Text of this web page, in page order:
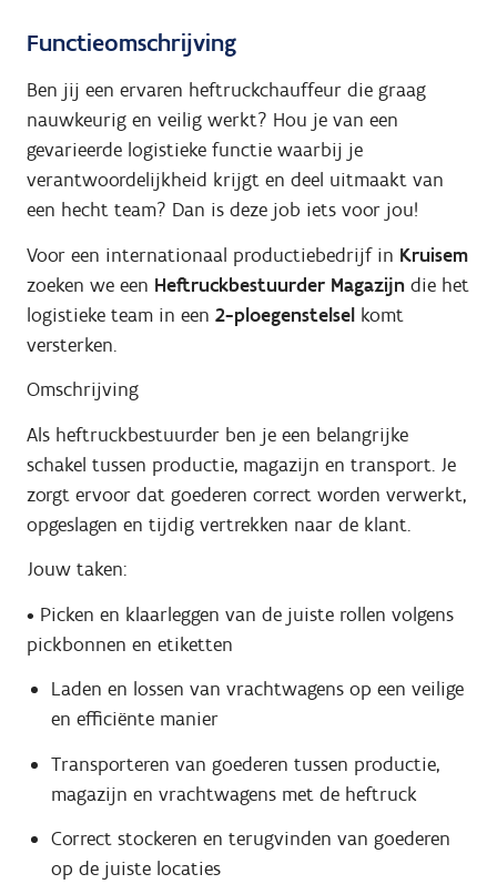
Functieomschrijving
Ben jij een ervaren heftruckchauffeur die graag
nauwkeurig en veilig werkt? Hou je van een
gevarieerde logistieke functie waarbij je
verantwoordelijkheid krijgt en deel uitmaakt van
een hecht team? Dan is deze job iets voor jou!
Voor een internationaal productiebedrijf in Kruisem
zoeken we een Heftruckbestuurder Magazijn die het
logistieke team in een 2-ploegenstelsel komt
versterken.
Omschrijving
Als heftruckbestuurder ben je een belangrijke
schakel tussen productie, magazijn en transport. Je
zorgt ervoor dat goederen correct worden verwerkt,
opgeslagen en tijdig vertrekken naar de klant.
Jouw taken:
• Picken en klaarleggen van de juiste rollen volgens
pickbonnen en etiketten
Laden en lossen van vrachtwagens op een veilige
en efficiënte manier
Transporteren van goederen tussen productie,
magazijn en vrachtwagens met de heftruck
Correct stockeren en terugvinden van goederen
op de juiste locaties